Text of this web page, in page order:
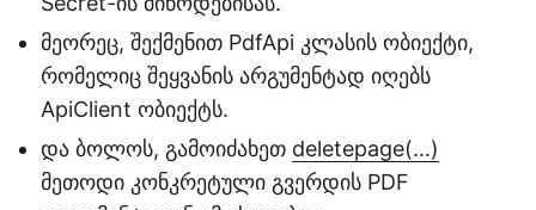
მეორეც, შექმენით PdfApi კლასის ობიექტი,
რომელიც შეყვანის არგუმენტად იღებს
ApiClient ობიექტს.
და ბოლოს, გამოიძახეთ deletepage(…)
მეთოდი კონკრეტული გვერდის PDF